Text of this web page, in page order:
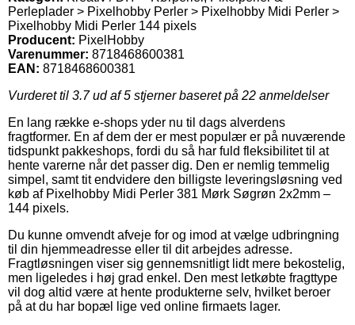
Perleplader > Pixelhobby Perler > Pixelhobby Midi Perler >
Pixelhobby Midi Perler 144 pixels
Producent: PixelHobby
Varenummer: 8718468600381
EAN: 8718468600381
Vurderet til 3.7ud af 5 stjerner baseret på 22 anmeldelser
En lang række e-shops yder nu til dags alverdens
fragtformer. En af dem der er mest populær er på nuværende
tidspunkt pakkeshops, fordi du så har fuld fleksibilitet til at
hente varerne når det passer dig. Den er nemlig temmelig
simpel, samt tit endvidere den billigste leveringsløsning ved
køb af Pixelhobby Midi Perler 381 Mørk Søgrøn 2x2mm –
144 pixels.
Du kunne omvendt afveje for og imod at vælge udbringning
til din hjemmeadresse eller til dit arbejdes adresse.
Fragtløsningen viser sig gennemsnitligt lidt mere bekostelig,
men ligeledes i høj grad enkel. Den mest letkøbte fragttype
vil dog altid være at hente produkterne selv, hvilket beroer
på at du har bopæl lige ved online firmaets lager.